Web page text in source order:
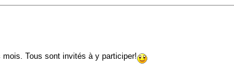
Tous sont invités à y participer!